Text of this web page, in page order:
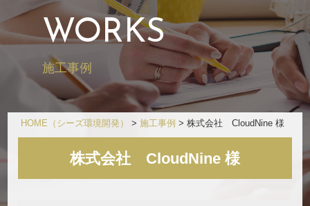
WORKS
施工事例
HOME （シーズ環境開発） > 施工事例 > 株式会社 CloudNine 様
株式会社 CloudNine 様